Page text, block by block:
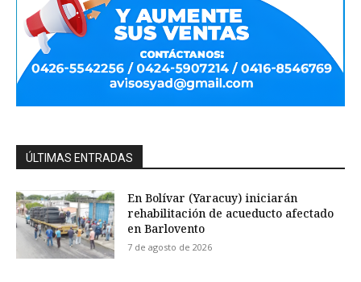
ÚLTIMAS ENTRADAS
En Bolívar (Yaracuy) iniciarán
rehabilitación de acueducto afectado
en Barlovento
7 de agosto de 2026